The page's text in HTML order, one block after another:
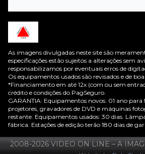
As imagens divulgadas neste site são
especificações estão sujeitos a alterações sem
responsabilizamos por eventuais erros de
Os equipamentos usados são revisados e de
*Financiamento em até 12x (com ou sem
crédito e condições do PagSeguro.
GARANTIA: Equipamentos novos: 01 ano para
projetores, gravadores de DVD e máquinas
restante. Equipamentos usados: 30 dias.
fábrica. Estações de edição terão 180 dias de
2008-2026VIDEO ON LINE – A